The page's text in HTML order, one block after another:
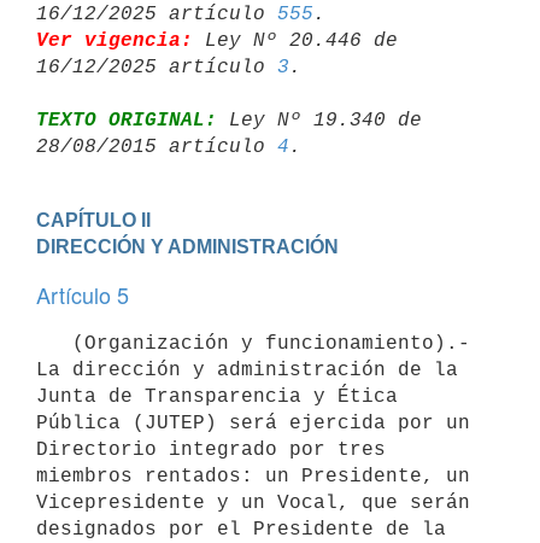
16/12/2025 artículo 555
Ver vigencia:
Ley Nº 20.446 de
16/12/2025 artículo 3
TEXTO ORIGINAL:
Ley Nº 19.340 de
28/08/2015 artículo 4
CAPÍTULO II
DIRECCIÓN Y ADMINISTRACIÓN
Artículo 5
La dirección y administración de la
Junta de Transparencia y Ética
Pública (JUTEP) será ejercida por un
Directorio integrado por tres
miembros rentados: un Presidente, un
Vicepresidente y un Vocal, que serán
designados por el Presidente de la